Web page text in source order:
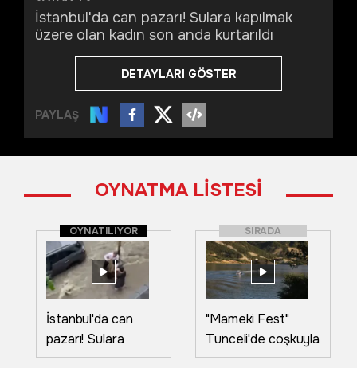
İstanbul'da can pazarı! Sulara kapılmak
üzere olan kadın son anda kurtarıldı
DETAYLARI GÖSTER
PAYLAŞ
OYNATMA LİSTESİ
OYNATILIYOR
İstanbul'da can
pazarı! Sulara
kapılmak üzere olan
SIRADA
"Mameki Fest"
Tunceli'de coşkuyla
başladı